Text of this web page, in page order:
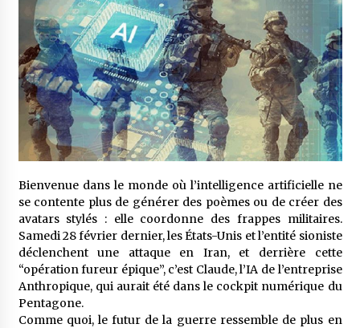
Carte Chiffa : Mise à jour au niveau des
pharmacies désormais possible pour les
ayants droit
4 jours ago
La Gendarmerie nationale lance ses comptes
officiels sur les réseaux sociaux
1 semaine ago
Droit de change : Le CPA lance une carte VISA
dédiée aux voyages à l’étranger
1 semaine ago
En service à partir du 1er août prochain :
Lancement de la plateforme numérique dédiée
à l’importation
Bienvenue dans le monde où l’intelligence artificielle ne
se contente plus de générer des poèmes ou de créer des
avatars stylés : elle coordonne des frappes militaires.
Samedi 28 février dernier, les États-Unis et l’entité sioniste
déclenchent une attaque en Iran, et derrière cette
“opération fureur épique”, c’est Claude, l’IA de l’entreprise
Anthropique, qui aurait été dans le cockpit numérique du
Pentagone.
Comme quoi, le futur de la guerre ressemble de plus en